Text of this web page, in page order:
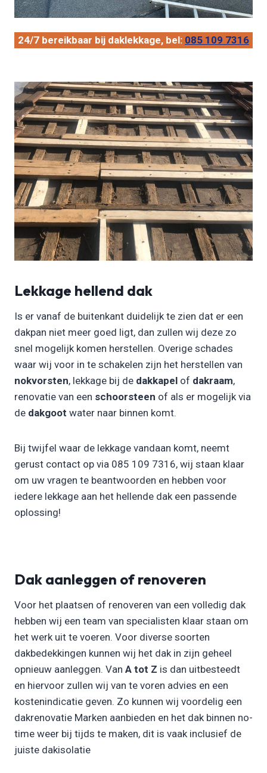
24/7 bereikbaar bij daklekkage, bel: 085 109 7316
Lekkage hellend dak
Is er vanaf de buitenkant duidelijk te zien dat er een
dakpan niet meer goed ligt, dan zullen wij deze zo
snel mogelijk komen herstellen. Overige schades
waar wij voor in te schakelen zijn het herstellen van
nokvorsten, lekkage bij de dakkapel of dakraam,
renovatie van een schoorsteen of als er mogelijk via
de dakgoot water naar binnen komt.
Bij twijfel waar de lekkage vandaan komt, neemt
gerust contact op via 085 109 7316, wij staan klaar
om uw vragen te beantwoorden en hebben voor
iedere lekkage aan het hellende dak een passende
oplossing!
Dak aanleggen of renoveren
Voor het plaatsen of renoveren van een volledig dak
hebben wij een team van specialisten klaar staan om
het werk uit te voeren. Voor diverse soorten
dakbedekkingen kunnen wij het dak in zijn geheel
opnieuw aanleggen. Van A tot Z is dan uitbesteedt
en hiervoor zullen wij van te voren advies en een
kostenindicatie geven. Zo kunnen wij voordelig een
dakrenovatie Marken aanbieden en het dak binnen no-
time weer bij tijds te maken, dit is vaak inclusief de
juiste dakisolatie